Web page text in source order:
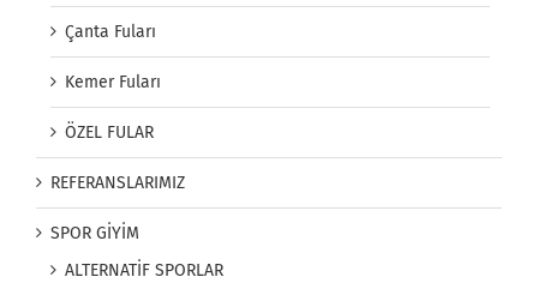
Çanta Fuları
Kemer Fuları
ÖZEL FULAR
REFERANSLARIMIZ
SPOR GİYİM
ALTERNATİF SPORLAR